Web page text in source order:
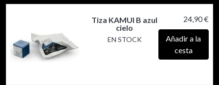
Tiza KAMUI B azul
cielo
EN STOCK
24,90 €
Añadir a la
cesta